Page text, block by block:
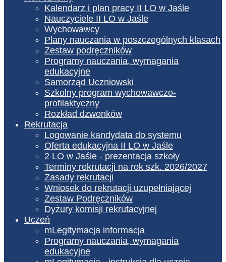
Kalendarz i plan pracy II LO w Jaśle
Nauczyciele II LO w Jaśle
Wychowawcy
Plany nauczania w poszczególnych klasach
Zestaw podręczników
Programy nauczania, wymagania
edukacyjne
Samorząd Uczniowski
Szkolny program wychowawczo-
profilaktyczny
Rozkład dzwonków
Rekrutacja
Logowanie kandydata do systemu
Oferta edukacyjna II LO w Jaśle
2 LO w Jaśle - prezentacja szkoły
Terminy rekrutacji na rok szk. 2026/2027
Zasady rekrutacji
Wniosek do rekrutacji uzupełniającej
Zestaw Podręczników
Dyżury komisji rekrutacyjnej
Uczeń
mLegitymacja informacja
Programy nauczania, wymagania
edukacyjne